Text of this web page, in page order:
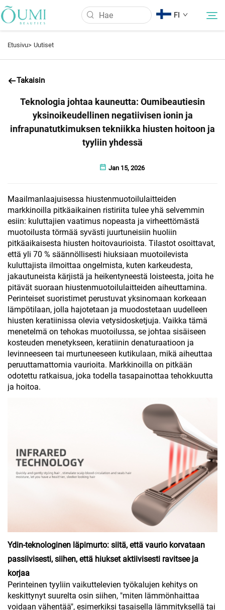
FI
Tuotteet
Uutiset
Ota yhteyttä
Etusivu> Uutiset
Takaisin
Teknologia johtaa kauneutta: Oumibeautiesin
yksinoikeudellinen negatiivisen ionin ja
infrapunatutkimuksen tekniikka hiusten hoitoon ja
tyyliin yhdessä
Jan 15, 2026
Maailmanlaajuisessa hiustenmuotoilulaitteiden
markkinoilla pitkäaikainen ristiriita tulee yhä selvemmin
esiin: kuluttajien vaatimus nopeasta ja virheettömästä
muotoilusta törmää syvästi juurtuneisiin huoliin
pitkäaikaisesta hiusten hoitovaurioista. Tilastot osoittavat,
että yli 70 % säännöllisesti hiuksiaan muotoilevista
kuluttajista ilmoittaa ongelmista, kuten karkeudesta,
jakautuneista kärjistä ja heikentyneestä loisteesta, joita he
pitävät suoraan hiustenmuotoilulaitteiden aiheuttamina.
Perinteiset suoristimet perustuvat yksinomaan korkeaan
lämpötilaan, jolla hajotetaan ja muodostetaan uudelleen
hiusten keratiinissa olevia vety­sidos­ketjuja. Vaikka tämä
menetelmä on tehokas muotoilussa, se johtaa sisäiseen
kosteuden menetykseen, keratiinin denaturaatioon ja
levinneeseen tai murtuneeseen kutikulaan, mikä aiheuttaa
peruuttamattomia vaurioita. Markkinoilla on pitkään
odotettu ratkaisua, joka todella tasapainottaa tehokkuutta
ja hoitoa.
Ydin-teknologinen läpimurto: siitä, että vaurio korvataan
passiivisesti, siihen, että hiukset aktiivisesti ravitsee ja
korjaa
Perinteinen tyyliin vaikuttelevien työkalujen kehitys on
keskittynyt suurelta osin siihen, "miten lämmönhaittaa
voidaan vähentää", esimerkiksi tasaisella lämmityksellä tai